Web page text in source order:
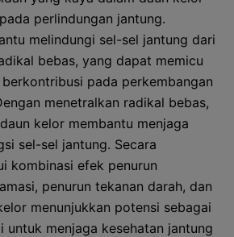
perlindungan jantung.
melindungi sel-sel jantung dari
bebas, yang dapat memicu
pada perkembangan
menetralkan radikal bebas,
kelor membantu menjaga
sel-sel jantung. Secara
kombinasi efek penurun
penurun tekanan darah, dan
menunjukkan potensi sebagai
untuk menjaga kesehatan jantung